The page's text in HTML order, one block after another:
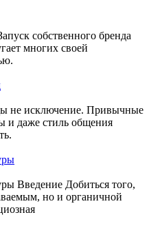
собственного бренда
многих своей
не исключение. Привычные
и даже стиль общения
Введение Добиться того,
но и органичной